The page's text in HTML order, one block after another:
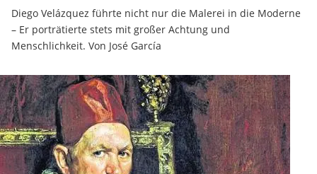
Diego Velázquez führte nicht nur die Malerei in die Moderne
– Er porträtierte stets mit großer Achtung und
Menschlichkeit. Von José García